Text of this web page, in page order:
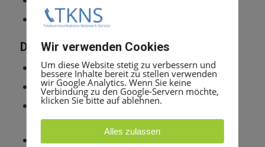
4 Höheneinheiten
Das System ist erweiterbar:
maximal 48 digitalen Teilnehmeranschlüssen
maximal 44 analogen Teilnehmeranschlüssen
der Bertrieb von bis zu 32 mobilen
Teilnehmern ist möglich.
als reines IP-System können bis zu 188 IP-
Wir verwenden Cookies
Um diese Website stetig zu verbessern und
bessere Inhalte bereit zu stellen verwenden
wir Google Analytics. Wenn Sie keine
Verbindung zu den Google-Servern möchte,
klicken Sie bitte auf ablehnen.
Alles zulassen